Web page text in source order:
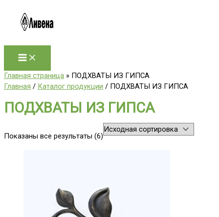
содержимому
Главная страница » ПОДХВАТЫ ИЗ ГИПСА
Главная / Каталог продукции / ПОДХВАТЫ ИЗ ГИПСА
ПОДХВАТЫ ИЗ ГИПСА
Показаны все результаты (6)